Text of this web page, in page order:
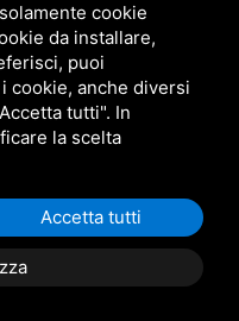
SitemapQuesto sito è
Terms
cookie
da installare,
puoi
cookie, anche diversi
tutti". In
la scelta
Accetta tutti